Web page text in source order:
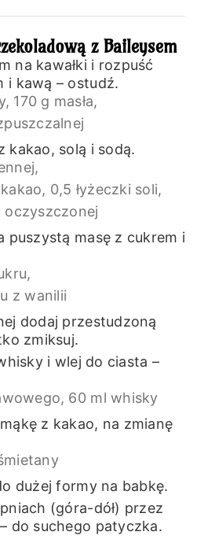
z Baileysem
na kawałki i rozpuść
i kawą – ostudź.
170 g masła,
kakao, solą i sodą.
0,5 łyżeczki soli,
oczyszczonej
puszystą masę z cukrem i
z wanilii
dodaj przestudzoną
zmiksuj.
i wlej do ciasta –
60 ml whisky
z kakao, na zmianę
dużej formy na babkę.
(góra-dół) przez
do suchego patyczka.